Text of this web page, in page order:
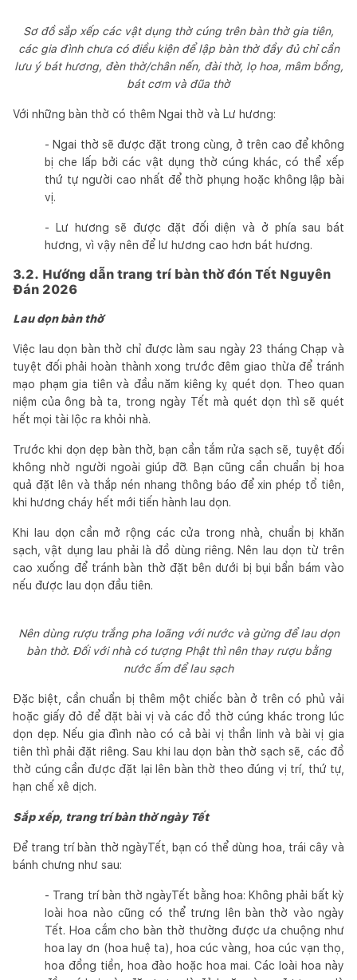
Sơ đồ sắp xếp các vật dụng thờ cúng trên bàn thờ gia tiên,
các gia đình chưa có điều kiện để lập bàn thờ đầy đủ chỉ cần
lưu ý bát hương, đèn thờ/chân nến, đài thờ, lọ hoa, mâm bồng,
bát cơm và đũa thờ
Với những bàn thờ có thêm Ngai thờ và Lư hương:
- Ngai thờ sẽ được đặt trong cùng, ở trên cao để không
bị che lấp bởi các vật dụng thờ cúng khác, có thể xếp
thứ tự người cao nhất để thờ phụng hoặc không lập bài
vị.
- Lư hương sẽ được đặt đối diện và ở phía sau bát
hương, vì vậy nên để lư hương cao hơn bát hương.
3.2. Hướng dẫn trang trí bàn thờ đón Tết Nguyên
Đán 2026
Lau dọn bàn thờ
Việc lau dọn bàn thờ chỉ được làm sau ngày 23 tháng Chạp và
tuyệt đối phải hoàn thành xong trước đêm giao thừa để tránh
mạo phạm gia tiên và đầu năm kiêng kỵ quét dọn. Theo quan
niệm của ông bà ta, trong ngày Tết mà quét dọn thì sẽ quét
hết mọi tài lộc ra khỏi nhà.
Trước khi dọn dẹp bàn thờ, bạn cần tắm rửa sạch sẽ, tuyệt đối
không nhờ người ngoài giúp đỡ. Bạn cũng cần chuẩn bị hoa
quả đặt lên và thắp nén nhang thông báo để xin phép tổ tiên,
khi hương cháy hết mới tiến hành lau dọn.
Khi lau dọn cần mở rộng các cửa trong nhà, chuẩn bị khăn
sạch, vật dụng lau phải là đồ dùng riêng. Nên lau dọn từ trên
cao xuống để tránh bàn thờ đặt bên dưới bị bụi bẩn bám vào
nếu được lau dọn đầu tiên.
Nên dùng rượu trắng pha loãng với nước và gừng để lau dọn
bàn thờ. Đối với nhà có tượng Phật thì nên thay rượu bằng
nước ấm để lau sạch
Đặc biệt, cần chuẩn bị thêm một chiếc bàn ở trên có phủ vải
hoặc giấy đỏ để đặt bài vị và các đồ thờ cúng khác trong lúc
dọn dẹp. Nếu gia đình nào có cả bài vị thần linh và bài vị gia
tiên thì phải đặt riêng. Sau khi lau dọn bàn thờ sạch sẽ, các đồ
thờ cúng cần được đặt lại lên bàn thờ theo đúng vị trí, thứ tự,
hạn chế xê dịch.
Sắp xếp, trang trí bàn thờ ngày Tết
Để trang trí bàn thờ ngàyTết, bạn có thể dùng hoa, trái cây và
bánh chưng như sau:
- Trang trí bàn thờ ngàyTết bằng hoa: Không phải bất kỳ
loài hoa nào cũng có thể trưng lên bàn thờ vào ngày
Tết. Hoa cắm cho bàn thờ thường được ưa chuộng như
hoa lay ơn (hoa huệ ta), hoa cúc vàng, hoa cúc vạn thọ,
hoa đồng tiền, hoa đào hoặc hoa mai. Các loài hoa này